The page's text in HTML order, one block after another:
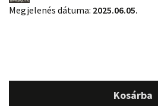
Megjelenés dátuma: 2025.06.05.
Kosárba